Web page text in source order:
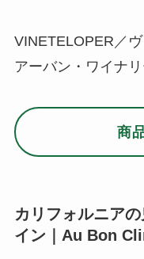
VINETELOPER／
アーバン・ワイナ
商
カリフォルニア
イン｜Au Bon